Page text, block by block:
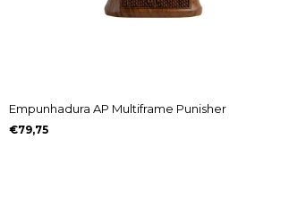
Empunhadura AP Multiframe Punisher
€79,75